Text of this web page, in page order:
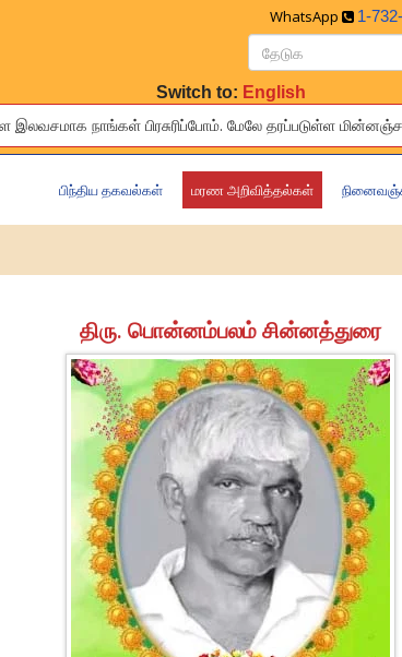
WhatsApp 1-
Switch to: English
நாங்கள் பிரசுரிப்போம். மேலே தரப்ப‌‌‌‌‌‌டுள்ள‍‍‍‍‌
of your relatives and friends to others living around
பிந்திய தகவல்கள் மரண அறிவித்தல்கள்
திரு. பொன்னம்பலம் சின்னத்துரை